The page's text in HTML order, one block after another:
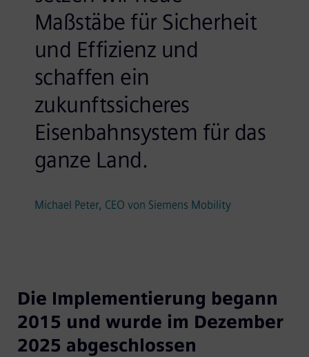
Maßstäbe für Sicherheit
und Effizienz und
schaffen ein
zukunftssicheres
Eisenbahnsystem für das
ganze Land.
Michael Peter, CEO von Siemens Mobility
Die Implementierung begann
2015 und wurde im Dezember
2025 abgeschlossen